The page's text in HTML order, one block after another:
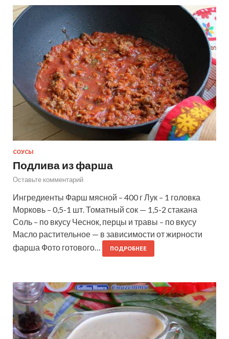
СОУСЫ
Подлива из фарша
Оставьте комментарий
Ингредиенты Фарш мясной – 400 г Лук – 1 головка
Морковь – 0,5-1 шт. Томатный сок — 1,5-2 стакана
Соль – по вкусу Чеснок, перцы и травы – по вкусу
Масло растительное — в зависимости от жирности
фарша Фото готового…
ПОДРОБНЕЕ